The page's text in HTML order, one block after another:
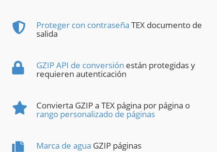
Proteger con contraseña TEX documento de
salida
GZIP API de conversión están protegidas y
requieren autenticación
Convierta GZIP a TEX página por página o
rango personalizado de páginas
Marca de agua GZIP páginas